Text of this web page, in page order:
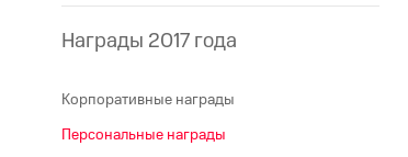
Награды 2017 года
Корпоративные награды
Персональные награды